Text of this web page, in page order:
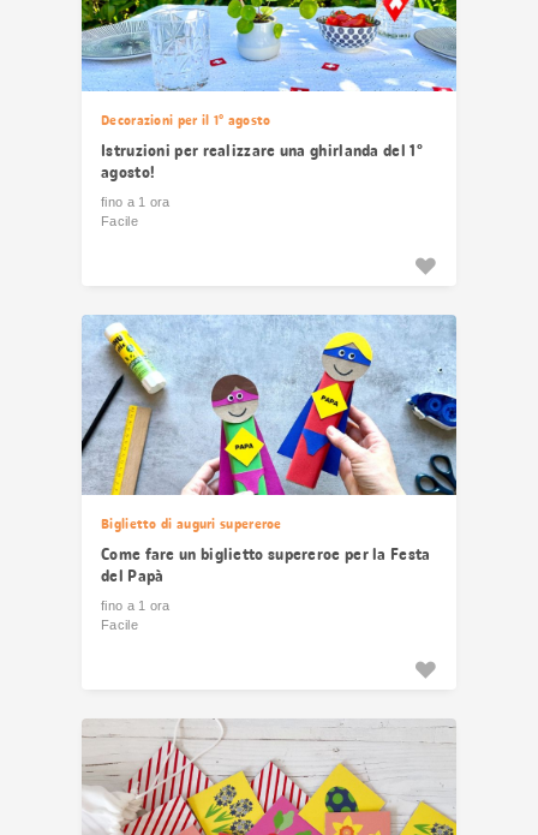
Decorazioni per il 1° agosto
Istruzioni per realizzare una ghirlanda del 1°
agosto!
fino a 1 ora
Facile
Biglietto di auguri supereroe
Come fare un biglietto supereroe per la Festa
del Papà
fino a 1 ora
Facile